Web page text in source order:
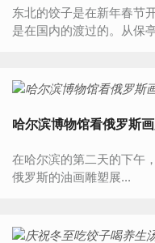
东北的饺子是在新年春节
是在国内的渡过的。从保
哈尔滨博物馆看俄罗斯
在哈尔滨的第二天的下午
俄罗斯的油画雕塑展...